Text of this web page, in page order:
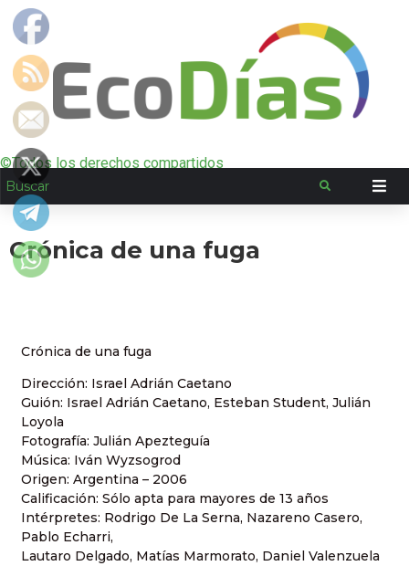
©Todos los derechos compartidos
Crónica de una fuga
Crónica de una fuga
Dirección: Israel Adrián Caetano
Guión: Israel Adrián Caetano, Esteban Student, Julián
Loyola
Fotografía: Julián Apezteguía
Música: Iván Wyzsogrod
Origen: Argentina – 2006
Calificación: Sólo apta para mayores de 13 años
Intérpretes: Rodrigo De La Serna, Nazareno Casero,
Pablo Echarri,
Lautaro Delgado, Matías Marmorato, Daniel Valenzuela